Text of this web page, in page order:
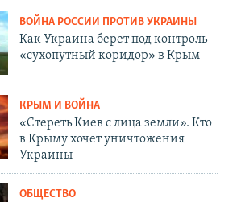
ВОЙНА РОССИИ ПРОТИВ УКРАИНЫ
Как Украина берет под контроль
«сухопутный коридор» в Крым
КРЫМ И ВОЙНА
«Стереть Киев с лица земли». Кто
в Крыму хочет уничтожения
Украины
ОБЩЕСТВО